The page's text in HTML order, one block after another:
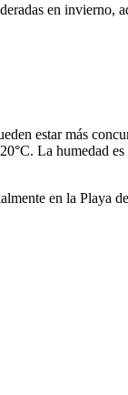
en invierno,
estar más
La humedad
en la